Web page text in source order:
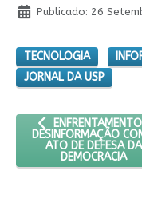
Publicado: 26
TECNOLOGIA
JORNAL DA USP
ARTIGO ANTERIOR:
DESINFORMAÇÃO
ATO DE DEFESA DA
DEMOCRACIA